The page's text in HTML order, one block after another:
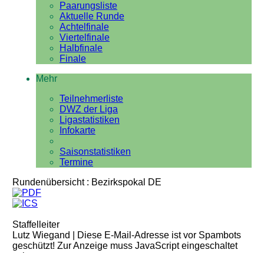
Paarungsliste
Aktuelle Runde
Achtelfinale
Viertelfinale
Halbfinale
Finale
Mehr
Teilnehmerliste
DWZ der Liga
Ligastatistiken
Infokarte
Saisonstatistiken
Termine
Rundenübersicht : Bezirkspokal DE
Staffelleiter
Lutz Wiegand |
Diese E-Mail-Adresse ist vor Spambots
geschützt! Zur Anzeige muss JavaScript eingeschaltet